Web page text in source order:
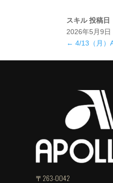
スキル 投稿日
2026年5月9日
← 4/13（月）
〒263-0042